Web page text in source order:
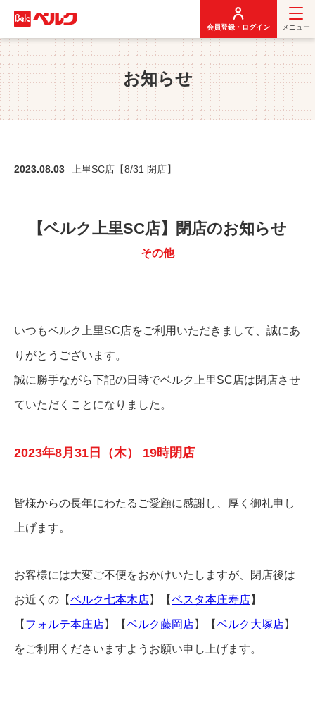
ン
コ
ン
テ
ン
ツ
会員登録・ログイン メニュー
お知らせ
2023.08.03 上里SC店【8/31 閉店】
【ベルク上里SC店】閉店のお知らせ
その他
いつもベルク上里SC店をご利用いただきまして、誠にあ
りがとうございます。
誠に勝手ながら下記の日時でベルク上里SC店は閉店させ
ていただくことになりました。
2023年8月31日（木） 19時閉店
皆様からの長年にわたるご愛顧に感謝し、厚く御礼申し
上げます。
お客様には大変ご不便をおかけいたしますが、閉店後は
お近くの 【ベルク七本木店】 【ベスタ本庄寿店】
【 フォルテ本庄店】 【ベルク藤岡店】 【ベルク大塚店】
をご利用くださいますようお願い申し上げます。